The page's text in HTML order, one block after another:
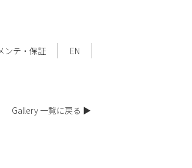
ンテ・保証 EN
Gallery 一覧に戻る ▶